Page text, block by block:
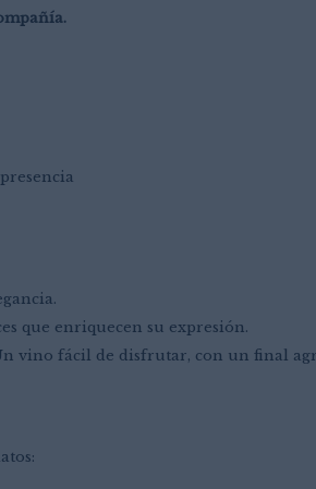
que enriquecen su expresión.
vino fácil de disfrutar, con un final